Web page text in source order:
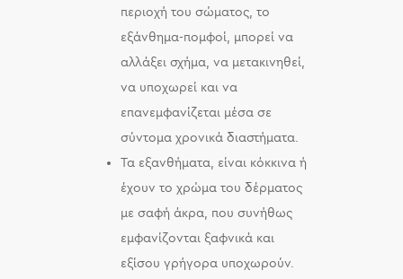
περιοχή του σώματος, το
εξάνθημα-πομφοί, μπορεί να
αλλάξει σχήμα, να μετακινηθεί,
να υποχωρεί και να
επανεμφανίζεται μέσα σε
σύντομα χρονικά διαστήματα.
Τα εξανθήματα, είναι κόκκινα ή
έχουν το χρώμα του δέρματος
με σαφή άκρα, που συνήθως
εμφανίζονται ξαφνικά και
εξίσου γρήγορα υποχωρούν.